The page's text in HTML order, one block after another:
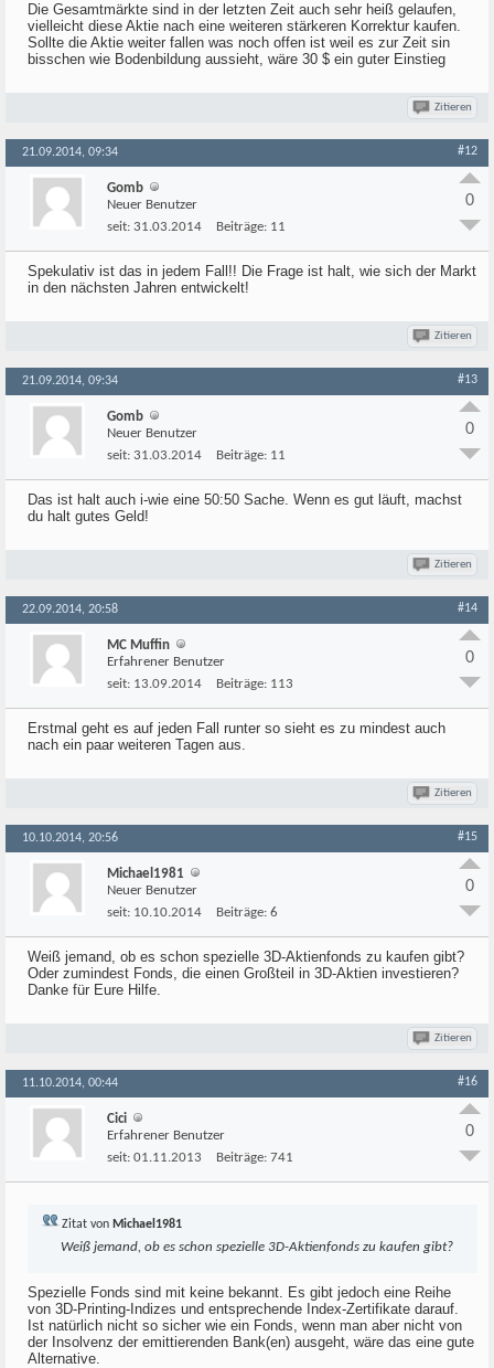
Die Gesamtmärkte sind in der letzten Zeit auch sehr heiß gelaufen,
vielleicht diese Aktie nach eine weiteren stärkeren Korrektur kaufen.
Sollte die Aktie weiter fallen was noch offen ist weil es zur Zeit sin
bisschen wie Bodenbildung aussieht, wäre 30 $ ein guter Einstieg
Zitieren
21.09.2014, 09:34 #12
Gomb
Neuer Benutzer
seit: 31.03.2014 Beiträge: 11
0
Spekulativ ist das in jedem Fall!! Die Frage ist halt, wie sich der Markt
in den nächsten Jahren entwickelt!
Zitieren
21.09.2014, 09:34 #13
Gomb
Neuer Benutzer
seit: 31.03.2014 Beiträge: 11
0
Das ist halt auch i-wie eine 50:50 Sache. Wenn es gut läuft, machst
du halt gutes Geld!
Zitieren
22.09.2014, 20:58 #14
MC Muffin
Erfahrener Benutzer
seit: 13.09.2014 Beiträge: 113
0
Erstmal geht es auf jeden Fall runter so sieht es zu mindest auch
nach ein paar weiteren Tagen aus.
Zitieren
10.10.2014, 20:56 #15
Michael1981
Neuer Benutzer
seit: 10.10.2014 Beiträge: 6
0
Weiß jemand, ob es schon spezielle 3D-Aktienfonds zu kaufen gibt?
Oder zumindest Fonds, die einen Großteil in 3D-Aktien investieren?
Danke für Eure Hilfe.
Zitieren
11.10.2014, 00:44 #16
Cici
Erfahrener Benutzer
seit: 01.11.2013 Beiträge: 741
0
Zitat von Michael1981
Weiß jemand, ob es schon spezielle 3D-Aktienfonds zu kaufen gibt?
Spezielle Fonds sind mit keine bekannt. Es gibt jedoch eine Reihe
von 3D-Printing-Indizes und entsprechende Index-Zertifikate darauf.
Ist natürlich nicht so sicher wie ein Fonds, wenn man aber nicht von
der Insolvenz der emittierenden Bank(en) ausgeht, wäre das eine gute
Alternative.